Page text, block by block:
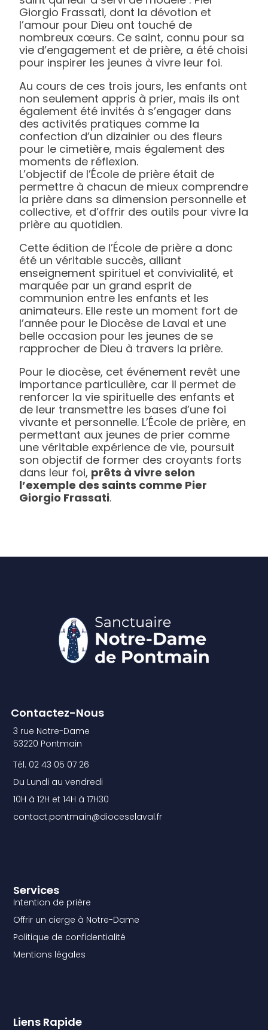
Giorgio Frassati, dont la dévotion et
l’amour pour Dieu ont touché de
nombreux cœurs. Ce saint, connu pour sa
vie d’engagement et de prière, a été choisi
pour inspirer les jeunes à vivre leur foi.
Au cours de ces trois jours, les enfants ont
non seulement appris à prier, mais ils ont
également été invités à s’engager dans
des activités pratiques comme la
confection d’un dizainier ou des fleurs
pour le cimetière, mais également des
moments de réflexion.
L’objectif de l’École de prière était de
permettre à chacun de mieux comprendre
la prière dans sa dimension personnelle et
collective, et d’offrir des outils pour vivre la
prière au quotidien.
Cette édition de l’École de prière a donc
été un véritable succès, alliant
enseignement spirituel et convivialité, et
marquée par un grand esprit de
communion entre les enfants et les
animateurs. Elle reste un moment fort de
l’année pour le Diocèse de Laval et une
belle occasion pour les jeunes de se
rapprocher de Dieu à travers la prière.
Pour le diocèse, cet événement revêt une
importance particulière, car il permet de
renforcer la vie spirituelle des enfants et
de leur transmettre les bases d’une foi
vivante et personnelle. L’École de prière, en
permettant aux jeunes de prier comme
une véritable expérience de vie, poursuit
son objectif de former des croyants forts
dans leur foi, prêts à vivre selon
l’exemple des saints comme Pier
Giorgio Frassati.
Services
Intention de prière
Offrir un cierge à Notre-Dame
Politique de confidentialité
Mentions légales
Liens Rapide
Contactez-Nous
3 rue Notre-Dame
53220 Pontmain
Tél. 02 43 05 07 26
Du Lundi au vendredi
10H à 12H et 14H à 17H30
contact.pontmain@dioceselaval.fr